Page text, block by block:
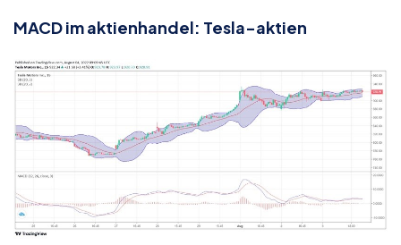
MACD im aktienhandel: Tesla-aktien